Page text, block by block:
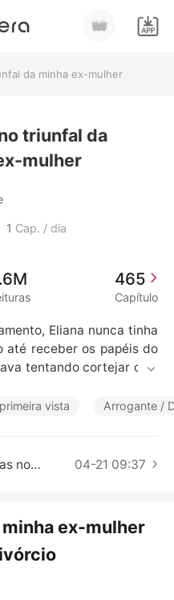
da minha ex-mulher
triunfal da
mulher
1 Cap. / dia
465
Capítulo
Eliana nunca tinha
até receber os papéis do
tentando cortejar outr
designer famo
chance! Todos os m
são seus."
vista Arrogante /
Capítulo 465 Eliana acessou as notícias 04-21 09:37
ex-mulher